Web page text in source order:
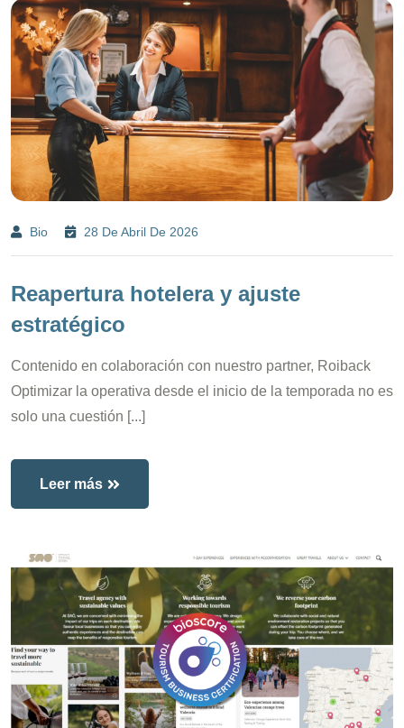
Bio 28 De Abril De 2026
Reapertura hotelera y ajuste
estratégico
Contenido en colaboración con nuestro partner, Roiback
Optimizar la operativa desde el inicio de la temporada no es
solo una cuestión [...]
Leer más